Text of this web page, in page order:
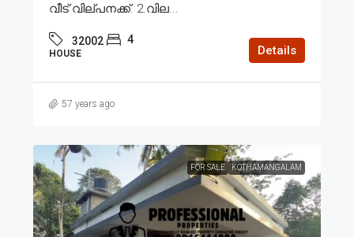
വീട് വില്പനക്ക്. 2.വില...
32002 4
HOUSE Details
57 years ago
FOR SALE KOTHAMANGALAM